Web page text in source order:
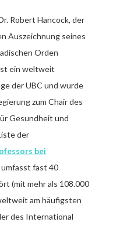
Robert Hancock, der
Auszeichnung seines
Orden
ein weltweit
der UBC und wurde
zum Chair des
Gesundheit und
der
bei
fast 40
(mit mehr als 108.000
am häufigsten
des International